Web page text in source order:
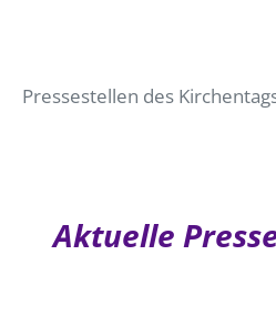
Pressestellen des
Aktuelle